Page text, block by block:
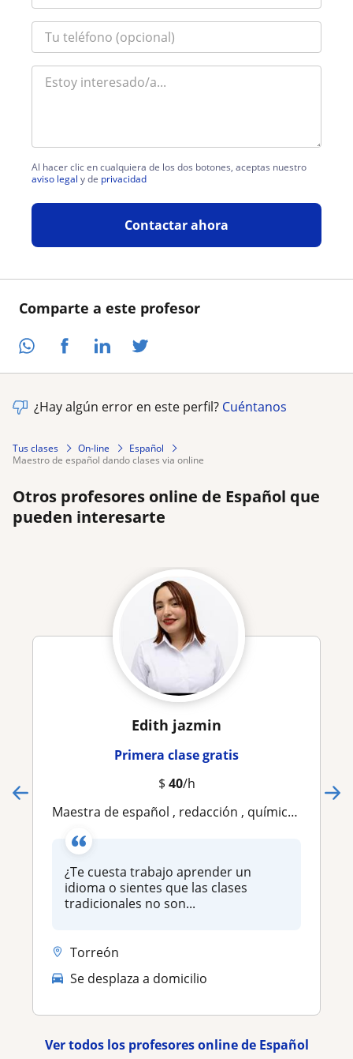
Comparte a este profesor
Al hacer clic en cualquiera de los dos botones, aceptas nuestro
aviso legal y de privacidad
Contactar ahora
¿Hay algún error en este perfil? Cuéntanos
Tus clases On-line
Español
maestro de español dando clases via online
Otros profesores online de Español que
pueden interesarte
Edith jazmin
Primera clase gratis
$ 40/h
Maestra de español , redacción , química , liderazgo
¿Te cuesta trabajo aprender un
idioma o sientes que las clases
tradicionales no son...
Torreón
Se desplaza a domicilio
Ver todos los profesores online de Español